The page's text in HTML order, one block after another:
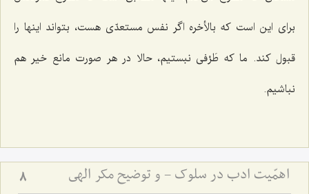
برای این است که بالأخره اگر نفس مستعدّی هست، بتواند اینها را
قبول کند. ما که طَرْفی نبستیم، حالا در هر صورت مانع خیر هم
نباشیم.
اهمّیت ادب در سلوک - و توضیح مکر الهی 8